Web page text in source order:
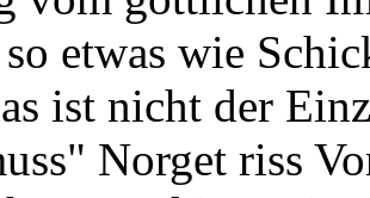
etwas wie
ist nicht der
Norget riss